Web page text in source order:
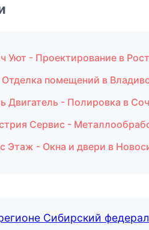
Уют - Проектирование в
помещений в
Двигатель - Полировка в
Сервис -
Этаж - Окна и двери в
Сибирский